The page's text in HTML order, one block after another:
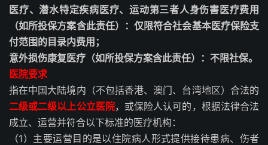
医疗、潜水特定疾病医疗、运动第三者人身伤害医疗费用
（如所投保方案含此责任）：仅限符合社会基本医疗保险支
付范围的目录内费用；
意外损伤康复医疗（如所投保方案含此责任）：不限社保。
医院要求
指在中国大陆境内（不包括香港、澳门、台湾地区）合法的
二级或二级以上公立医院，或保险人认可的，根据法律合法
成立、运营并符合以下标准的医疗机构：
（1）主要运营目的是以住院病人形式提供接待患病、伤者